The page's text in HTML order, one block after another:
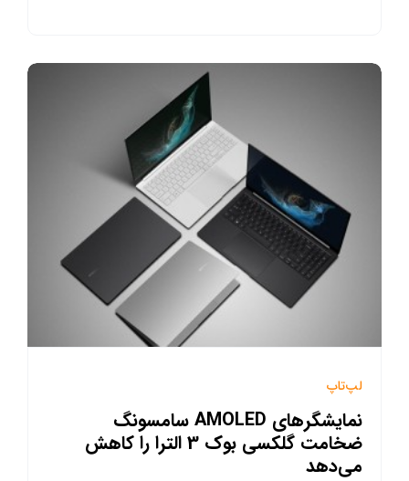
لپ‌تاپ
نمایشگرهای AMOLED سامسونگ
ضخامت گلکسی بوک 3 الترا را کاهش
می‌دهد